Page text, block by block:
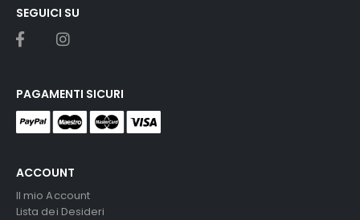
ACCOUNT
Il mio Account
Lista dei Desideri
SEGUICI SU
PAGAMENTI SICURI